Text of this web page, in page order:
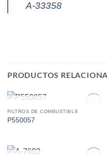
A-33358
PRODUCTOS
AGOTADO
FILTROS DE COMBUSTIBLE
P550057